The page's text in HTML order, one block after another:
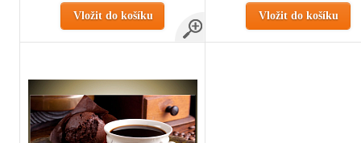
Vložit do košíku Vložit do košíku